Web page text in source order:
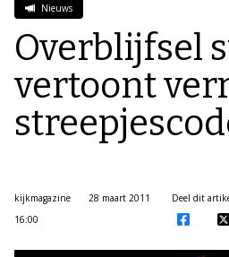
Nieuws
Overblijfsel
vertoont
kijkmagazine
28 maart 2011
16:00
Deel dit